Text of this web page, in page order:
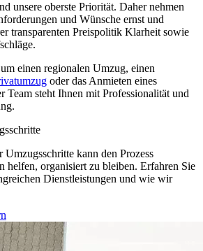
unsere oberste Priorität. Daher nehmen
und Wünsche ernst und
transparenten Preispolitik Klarheit sowie
einen regionalen Umzug, einen
oder das Anmieten eines
Team steht Ihnen mit Professionalität und
kann den Prozess
helfen, organisiert zu bleiben. Erfahren Sie
Dienstleistungen und wie wir